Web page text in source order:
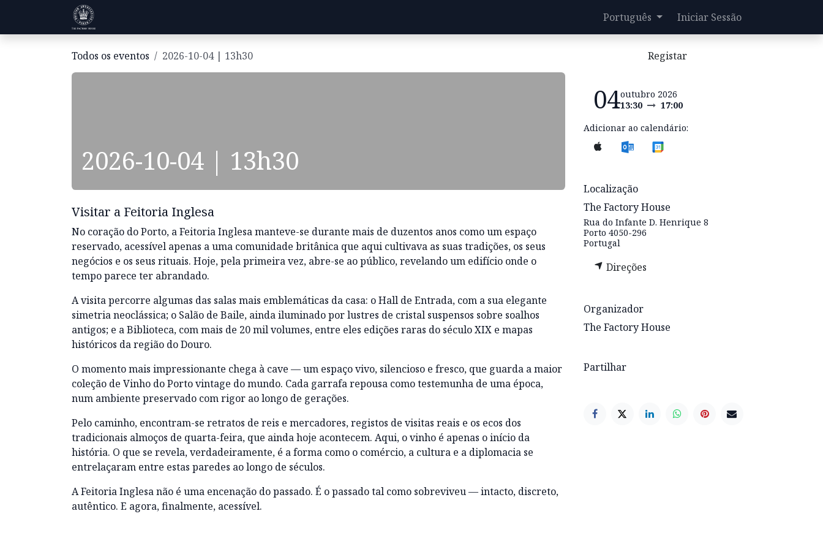
Pular para o conteúdo
Português Iniciar Sessão
Todos os eventos 2026-10-04 | 13h30
2026-10-04 | 13h30
Visitar a Feitoria Inglesa
No coração do Porto, a Feitoria Inglesa manteve-se durante mais de duzentos anos como um espaço
reservado, acessível apenas a uma comunidade britânica que aqui cultivava as suas tradições, os seus
negócios e os seus rituais. Hoje, pela primeira vez, abre-se ao público, revelando um edifício onde o
tempo parece ter abrandado.
A visita percorre algumas das salas mais emblemáticas da casa: o Hall de Entrada, com a sua elegante
simetria neoclássica; o Salão de Baile, ainda iluminado por lustres de cristal suspensos sobre soalhos
antigos; e a Biblioteca, com mais de 20 mil volumes, entre eles edições raras do século XIX e mapas
históricos da região do Douro.
O momento mais impressionante chega à cave — um espaço vivo, silencioso e fresco, que guarda a maior
coleção de Vinho do Porto vintage do mundo. Cada garrafa repousa como testemunha de uma época,
num ambiente preservado com rigor ao longo de gerações.
Pelo caminho, encontram-se retratos de reis e mercadores, registos de visitas reais e os ecos dos
tradicionais almoços de quarta-feira, que ainda hoje acontecem. Aqui, o vinho é apenas o início da
história. O que se revela, verdadeiramente, é a forma como o comércio, a cultura e a diplomacia se
entrelaçaram entre estas paredes ao longo de séculos.
A Feitoria Inglesa não é uma encenação do passado. É o passado tal como sobreviveu — intacto, discreto,
autêntico. E agora, finalmente, acessível.
Registar
04outubro 2026
13:30
17:00
Adicionar ao calendário:
Localização
The Factory House
Rua do Infante D. Henrique 8
Porto 4050-296
Portugal
Direções
Organizador
The Factory House
Partilhar